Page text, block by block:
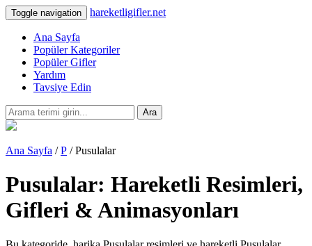
Toggle navigation hareketligifler.net
Ana Sayfa
Popüler Kategoriler
Popüler Gifler
Yardım
Tavsiye Edin
Ara
Ana Sayfa /P / Pusulalar
Pusulalar: Hareketli Resimleri,
Gifleri & Animasyonları